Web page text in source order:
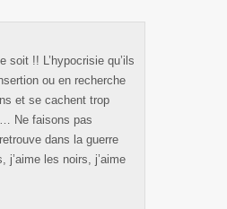
!! L’hypocrisie qu’ils
ou en recherche
et se cachent trop
Ne faisons pas
dans la guerre
les noirs, j’aime